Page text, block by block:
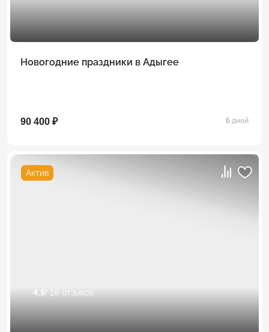
Новогодние праздники в Адыгее
90 400 ₽ 6 дней
Актив
4.9/ 16 отзывов